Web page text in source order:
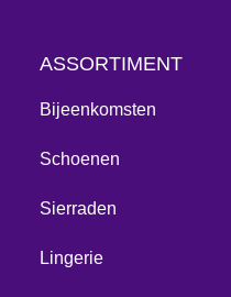
ASSORTIMENT
Bijeenkomsten
Schoenen
Sierraden
Lingerie